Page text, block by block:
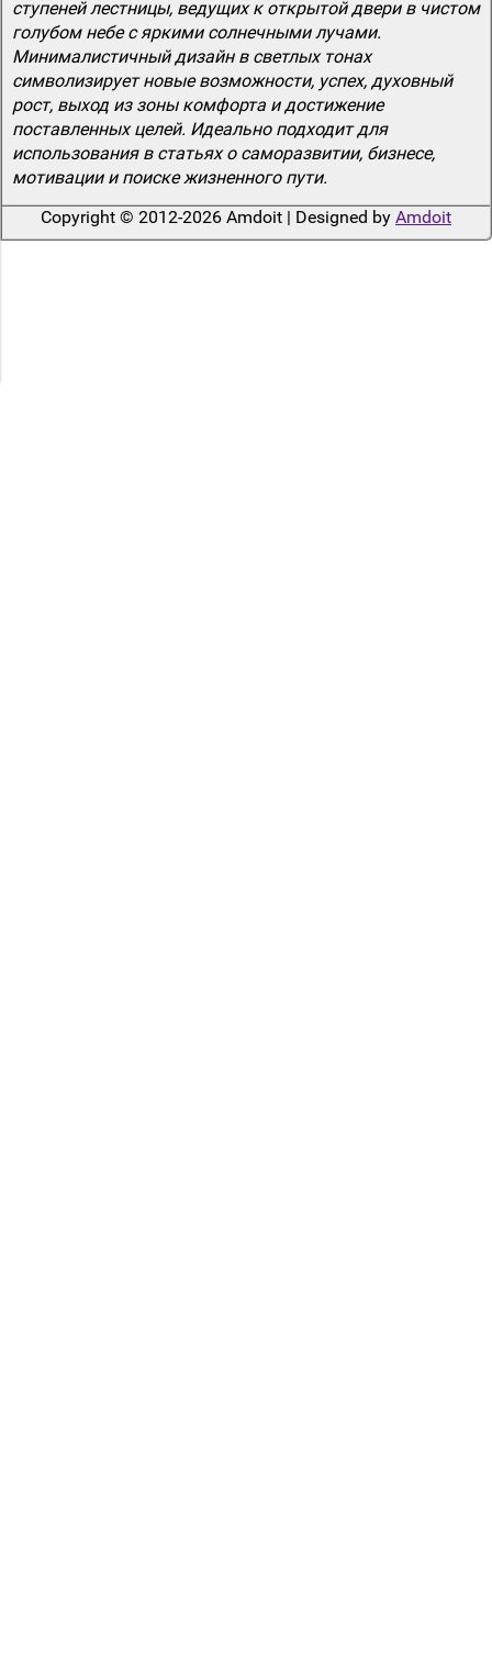
ступеней лестницы, ведущих к открытой двери в чистом
голубом небе с яркими солнечными лучами.
Минималистичный дизайн в светлых тонах
символизирует новые возможности, успех, духовный
рост, выход из зоны комфорта и достижение
поставленных целей. Идеально подходит для
использования в статьях о саморазвитии, бизнесе,
мотивации и поиске жизненного пути.
Copyright © 2012-2026 Amdoit | Designed by Amdoit